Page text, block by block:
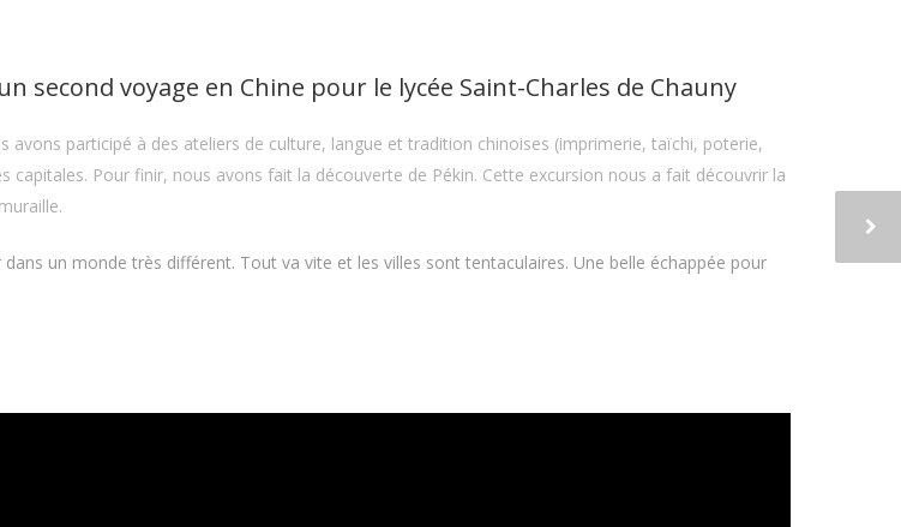
second voyage en Chine pour le lycée Saint-Charles de Chauny
avons participé à des ateliers de culture, langue et tradition chinoises (imprimerie, taïchi, poterie,
capitales. Pour finir, nous avons fait la découverte de Pékin. Cette excursion nous a fait découvrir la
un monde très différent. Tout va vite et les villes sont tentaculaires. Une belle échappée pour